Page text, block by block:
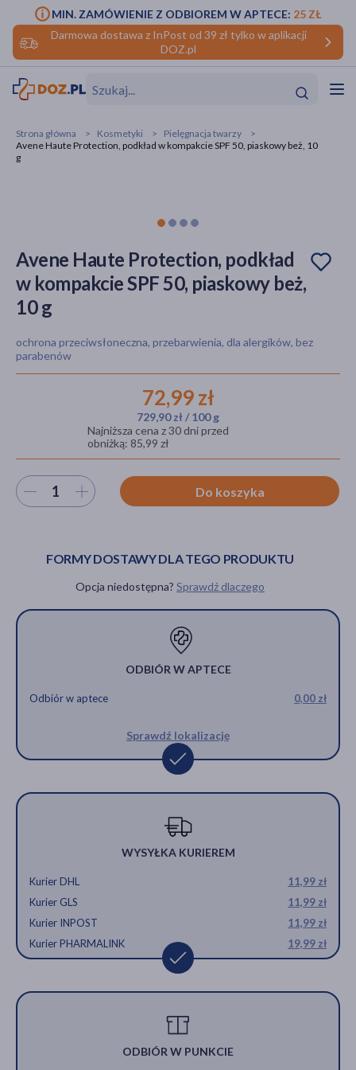
Darmowa dostawa z InPost od 39 zł tylko w aplikacji
DOZ.pl
MIN. ZAMÓWIENIE Z ODBIOREM W APTECE: 25 ZŁ
Strona główna Kosmetyki
Pielęgnacja twarzy
Avene Haute Protection, podkład w kompakcie SPF 50, piaskowy beż, 10
g
Avene Haute Protection, podkład
w kompakcie SPF 50, piaskowy beż,
10 g
ochrona przeciwsłoneczna, przebarwienia, dla alergików, bez
parabenów
72,99 zł
729,90 zł / 100 g
Najniższa cena z 30 dni przed
obniżką: 85,99 zł
Wybierz ilość Do koszyka
FORMY DOSTAWY DLA TEGO PRODUKTU
Opcja niedostępna? Sprawdź dlaczego
ODBIÓR W APTECE
Odbiór w aptece 0,00 zł
Sprawdź lokalizację
WYSYŁKA KURIEREM
Kurier DHL
11,99 zł
Kurier GLS
11,99 zł
Kurier INPOST
11,99 zł
Kurier PHARMALINK
19,99 zł
ODBIÓR W PUNKCIE